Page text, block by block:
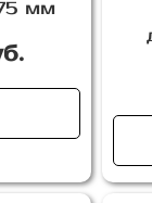
мм